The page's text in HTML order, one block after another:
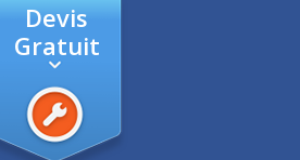
Devis
Gratuit